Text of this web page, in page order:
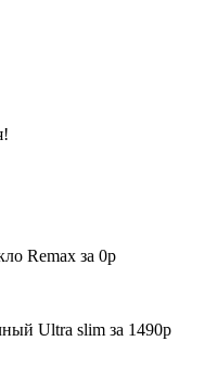
Remax за 0р
Ultra slim за 1490р